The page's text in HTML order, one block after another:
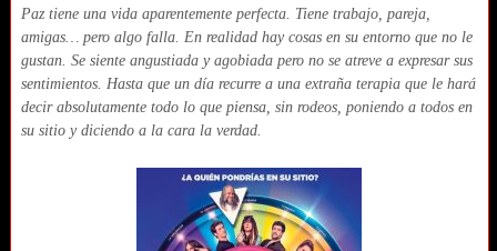
Paz tiene una vida aparentemente perfecta. Tiene trabajo, pareja,
amigas… pero algo falla. En realidad hay cosas en su entorno que no le
gustan. Se siente angustiada y agobiada pero no se atreve a expresar sus
sentimientos. Hasta que un día recurre a una extraña terapia que le hará
decir absolutamente todo lo que piensa, sin rodeos, poniendo a todos en
su sitio y diciendo a la cara la verdad.